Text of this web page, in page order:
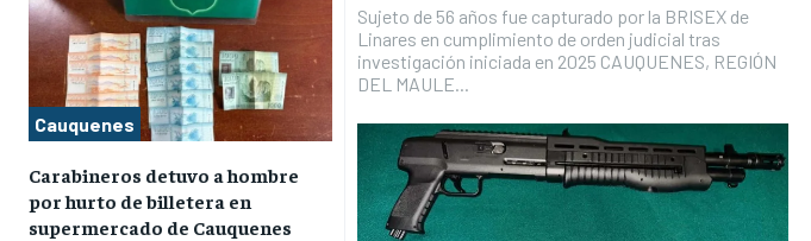
Cauquenes
Carabineros detuvo a hombre
por hurto de billetera en
supermercado de Cauquenes
Sujeto de 56 años fue capturado por la BRISEX de
Linares en cumplimiento de orden judicial tras
investigación iniciada en 2025 CAUQUENES, REGIÓN
DEL MAULE...